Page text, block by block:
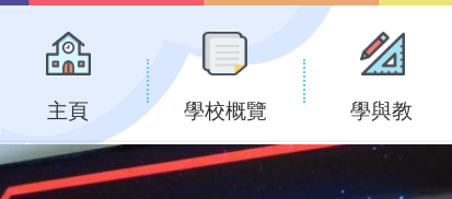
Main
navigation
主頁 學校概覽 學與教